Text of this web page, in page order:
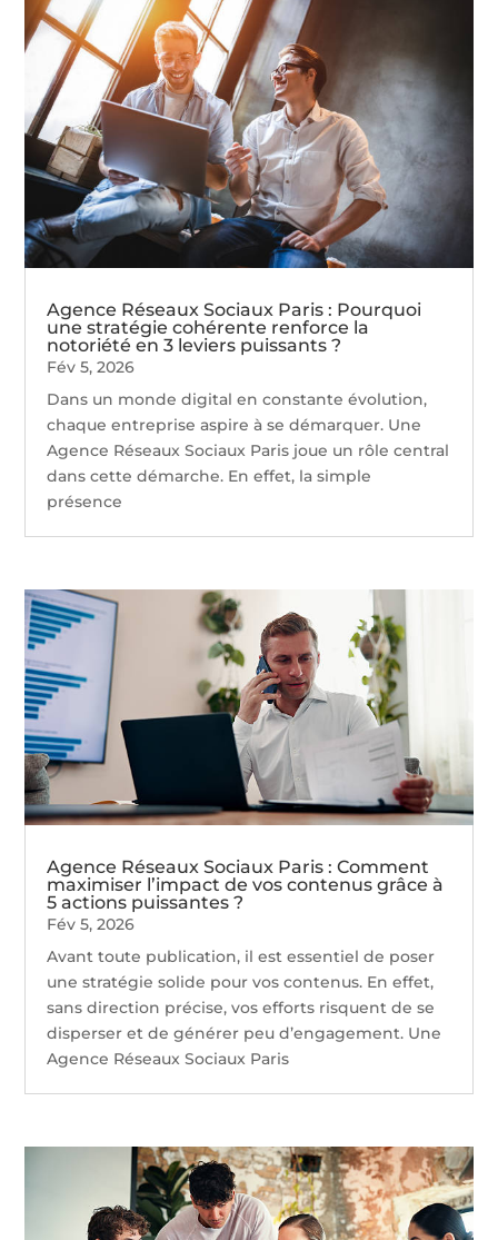
Agence Réseaux Sociaux Paris : Pourquoi
une stratégie cohérente renforce la
notoriété en 3 leviers puissants ?
Fév 5, 2026
Dans un monde digital en constante évolution,
chaque entreprise aspire à se démarquer. Une
Agence Réseaux Sociaux Paris joue un rôle central
dans cette démarche. En effet, la simple
présence
Agence Réseaux Sociaux Paris : Comment
maximiser l’impact de vos contenus grâce à
5 actions puissantes ?
Fév 5, 2026
Avant toute publication, il est essentiel de poser
une stratégie solide pour vos contenus. En effet,
sans direction précise, vos efforts risquent de se
disperser et de générer peu d’engagement. Une
Agence Réseaux Sociaux Paris